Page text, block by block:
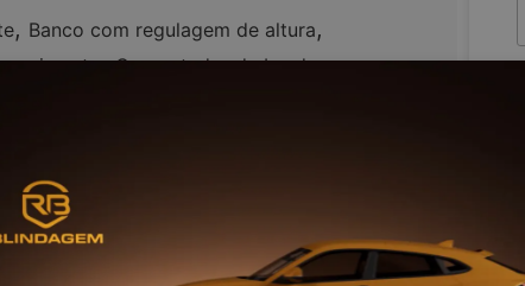
, Banco com regulagem de altura,
,Computador de bordo,